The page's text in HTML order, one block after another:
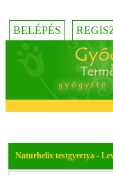
BELÉPÉS
Naturhelix testgyertya -